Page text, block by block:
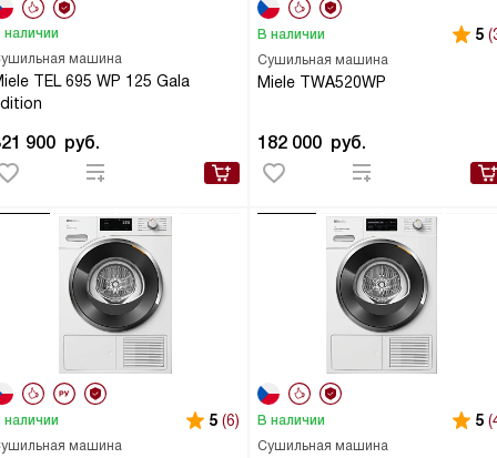
машина
TEL 695 WP 125 Gala
наличии
900 руб.
Сушильная машина
Miele TWA520WP
В наличии 5
182 000 руб.
машина
наличии 5 (6)
Сушильная машина
В наличии 5